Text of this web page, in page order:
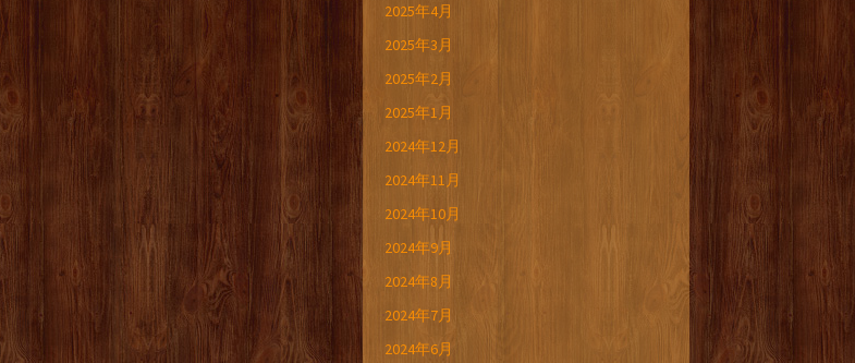
2025年4月
2025年3月
2025年2月
2025年1月
2024年12月
2024年11月
2024年10月
2024年9月
2024年8月
2024年7月
2024年6月